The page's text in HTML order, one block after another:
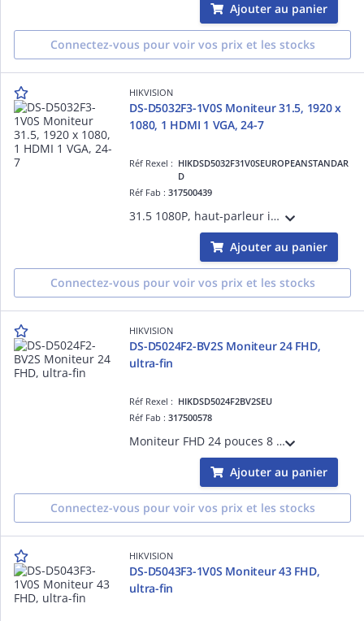
Ajouter au panier
Connectez-vous pour voir vos prix et les stocks
HIKVISION
DS-D5032F3-1V0S Moniteur 31.5, 1920 x
1080, 1 HDMI 1 VGA, 24-7
Réf Rexel : HIKDSD5032F31V0SEUROPEANSTANDAR
D
Réf Fab :317500439
31.5 1080P, haut-parleur intégré, entrée HDMI-VGA, angle de vue:178°-178°, 300cd-', boîtier en plastique, ERP level A, VESA, support de base inclus, 7X24h
Ajouter au panier
Connectez-vous pour voir vos prix et les stocks
HIKVISION
DS-D5024F2-BV2S Moniteur 24 FHD,
ultra-fin
Réf Rexel : HIKDSD5024F2BV2SEU
Réf Fab :317500578
Moniteur FHD 24 pouces 8 bits, taux de rafraîchissement 100 Hz, design ultra-fin avec bordures fines sur 3 côtés, réduction de lumière bleue, interfaces VGA/HDMI/audio out, haut-parleurs intégrés, compatible montage mural VESA.
Ajouter au panier
Connectez-vous pour voir vos prix et les stocks
HIKVISION
DS-D5043F3-1V0S Moniteur 43 FHD,
ultra-fin